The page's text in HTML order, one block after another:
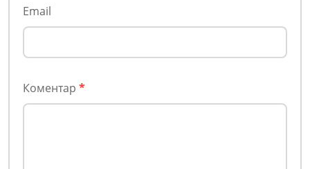
Email
Коментар *